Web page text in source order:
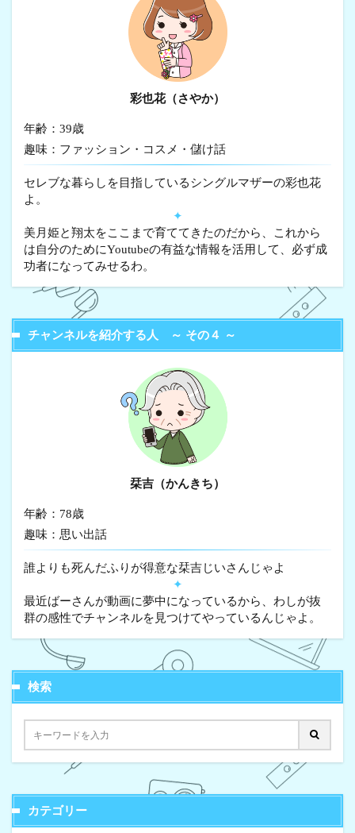
彩也花（さやか）
年齢：39歳
趣味：ファッション・コスメ・儲け話
セレブな暮らしを目指しているシングルマザーの彩也花
よ。
✦
美月姫と翔太をここまで育ててきたのだから、これから
は自分のためにYoutubeの有益な情報を活用して、必ず成
功者になってみせるわ。
チャンネルを紹介する人 ～ その４ ～
栞吉（かんきち）
年齢：78歳
趣味：思い出話
誰よりも死んだふりが得意な栞吉じいさんじゃよ
✦
最近ばーさんが動画に夢中になっているから、わしが抜
群の感性でチャンネルを見つけてやっているんじゃよ。
検索
カテゴリー